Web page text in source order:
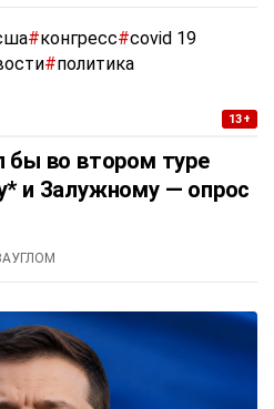
#конгресс#covid 19
#политика
13+
бы во втором туре
и Залужному — опрос